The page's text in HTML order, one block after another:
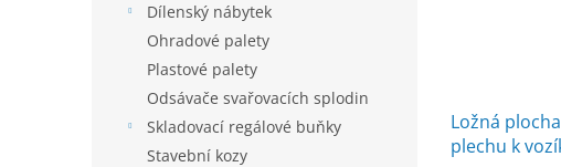
Dílenský nábytek
Ohradové palety
Plastové palety
Odsávače svařovacích splodin
Skladovací regálové buňky
Stavební kozy
Ložná
plechu k